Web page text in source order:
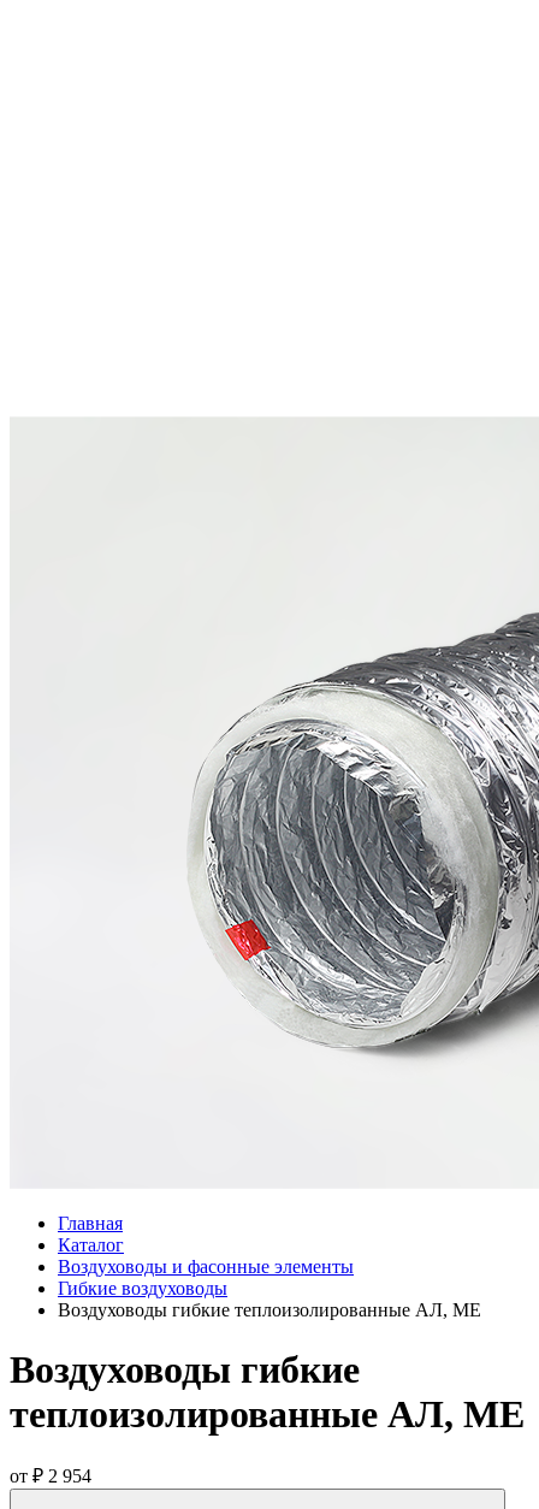
Главная
Каталог
Воздуховоды и фасонные элементы
Гибкие воздуховоды
Воздуховоды гибкие теплоизолированные АЛ, МЕ
Воздуховоды гибкие
теплоизолированные АЛ, МЕ
от ₽ 2 954